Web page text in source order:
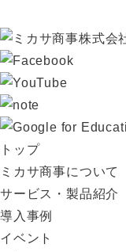
トップ
ミカサ商事について
サービス・製品紹介
導入事例
イベント